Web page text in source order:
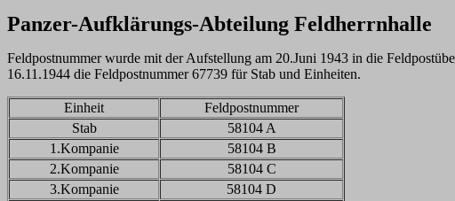
Panzer-Aufklärungs-Abteilung Feldherrnhalle
Feldpostnummer wurde mit der Aufstellung am 20.Juni 1943 in die
16.11.1944 die Feldpostnummer 67739 für Stab und Einheiten.
Einheit
Feldpostnummer
Stab
58104 A
1.Kompanie
58104 B
2.Kompanie
58104 C
3.Kompanie
58104 D